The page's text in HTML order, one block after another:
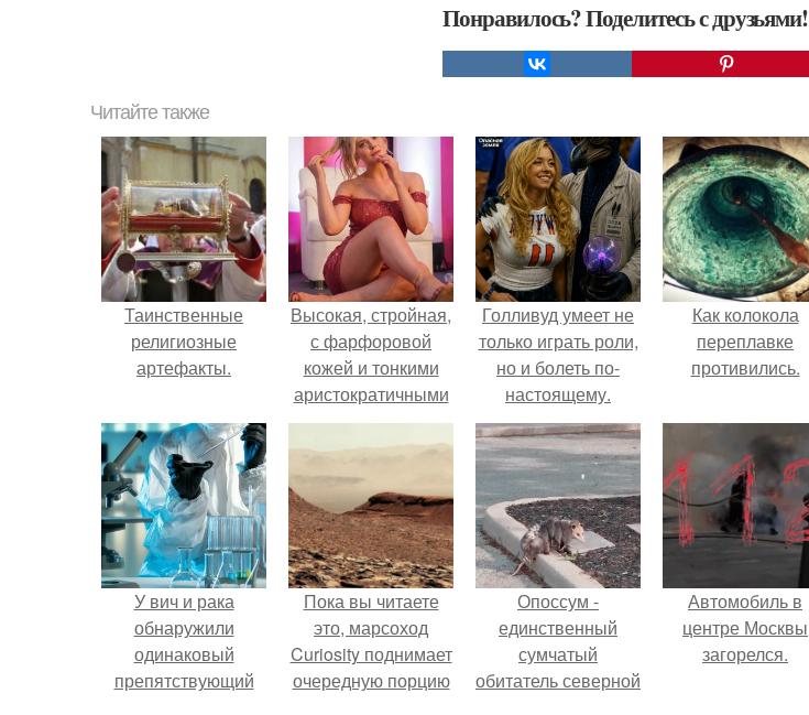
Понравилось? Поделитесь с друзьями!
Читайте также
Таинственные
религиозные
артефакты.
Высокая, стройная,
с фарфоровой
кожей и тонкими
аристократичными
чертами, эль
выглядит так, будто
сошла с полотна
художника.
Голливуд умеет не
только играть роли,
но и болеть по-
настоящему.
Как колокола
переплавке
противились.
У вич и рака
обнаружили
одинаковый
препятствующий
Пока вы читаете
это, марсоход
Curiosity поднимает
очередную порцию
Опоссум -
единственный
сумчатый
обитатель северной
Автомобиль в
центре Москвы
загорелся.